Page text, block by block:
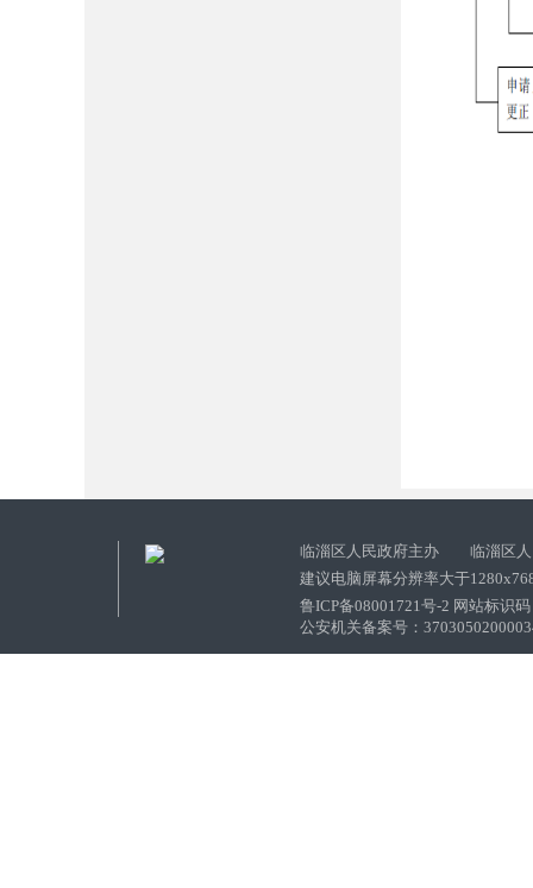
临淄区人民政府主办 临淄区人
建议电脑屏幕分辨率大于
鲁ICP备08001721号-2 网站标识
公安机关备案号：